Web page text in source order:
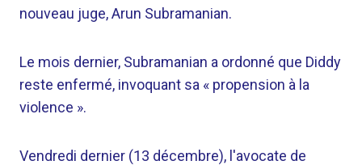
nouveau juge, Arun Subramanian.
Le mois dernier, Subramanian a ordonné que Diddy
reste enfermé, invoquant sa « propension à la
violence ».
Vendredi dernier (13 décembre), l'avocate de